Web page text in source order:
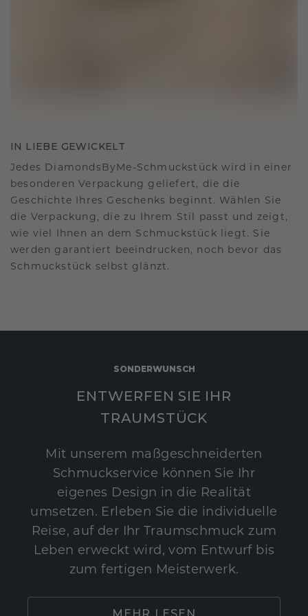
IN LIEBE GEWICKELT
Jedes DiamondsByMe-Schmuckstück wird in einer
besonderen Verpackung geliefert, die die
Geschichte Ihres Geschenks beginnt. Wählen Sie
die Verpackung, die zu Ihrem Stil passt und zeigt,
wie viel Ihnen an dem Schmuckstück liegt. Sie
werden garantiert beeindrucken, noch bevor das
Schmuckstück selbst glänzt.
SONDERWUNSCH
ENTWERFEN SIE IHR
TRAUMSTÜCK
Mit unserem maßgeschneiderten
Schmuckservice können Sie Ihr
eigenes Design in die Realität
umsetzen. Erleben Sie die individuelle
Reise, auf der Ihr Traumschmuck zum
Leben erweckt wird, vom Entwurf bis
zum fertigen Meisterwerk.